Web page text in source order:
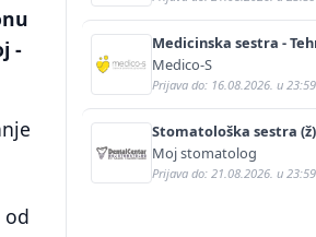
-
od
Medicinska sestra -
Medico-S
Prijava do: 16.08.2026. u 23:59
Stomatološka sestra (ž)
Moj stomatolog
Prijava do: 21.08.2026. u 23:59